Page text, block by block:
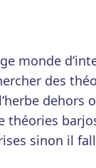
monde
des
théories
sinon il